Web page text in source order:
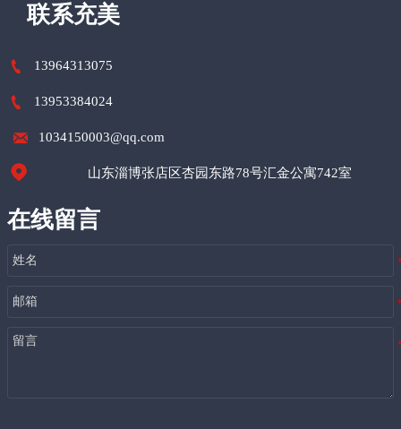
联系充美
 13964313075
 13953384024
 1034150003@qq.com
 山东淄博张店区杏园东路78号汇金公寓742室
在线留言